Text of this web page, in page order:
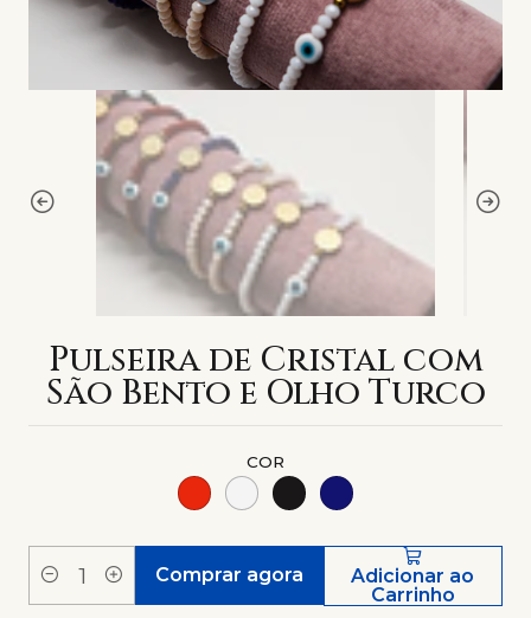
Pulseira de Cristal com
São Bento e Olho Turco
COR
Quantidade
Adicionar ao
Carrinho
Comprar agora